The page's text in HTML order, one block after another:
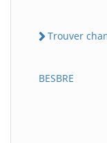
Trouver
BESBRE